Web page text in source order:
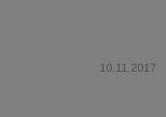
10.11.2017